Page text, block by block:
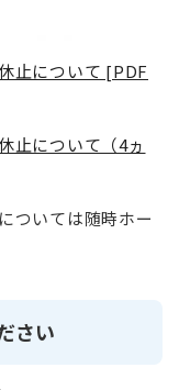
止について [PDF
止について（4ヵ
ついては随時ホー
さい